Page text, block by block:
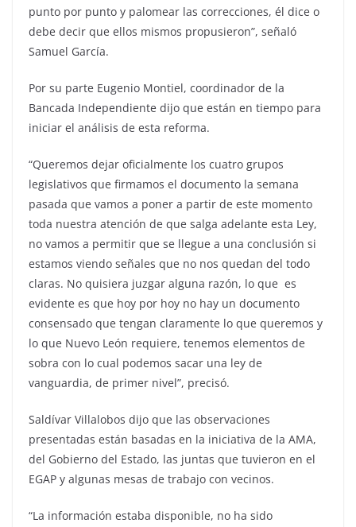
punto por punto y palomear las correcciones, él dice o
debe decir que ellos mismos propusieron”, señaló
Samuel García.
Por su parte Eugenio Montiel, coordinador de la
Bancada Independiente dijo que están en tiempo para
iniciar el análisis de esta reforma.
“Queremos dejar oficialmente los cuatro grupos
legislativos que firmamos el documento la semana
pasada que vamos a poner a partir de este momento
toda nuestra atención de que salga adelante esta Ley,
no vamos a permitir que se llegue a una conclusión si
estamos viendo señales que no nos quedan del todo
claras. No quisiera juzgar alguna razón, lo que es
evidente es que hoy por hoy no hay un documento
consensado que tengan claramente lo que queremos y
lo que Nuevo León requiere, tenemos elementos de
sobra con lo cual podemos sacar una ley de
vanguardia, de primer nivel”, precisó.
Saldívar Villalobos dijo que las observaciones
presentadas están basadas en la iniciativa de la AMA,
del Gobierno del Estado, las juntas que tuvieron en el
EGAP y algunas mesas de trabajo con vecinos.
“La información estaba disponible, no ha sido